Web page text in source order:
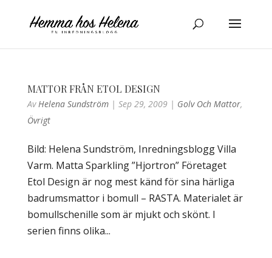
MATTOR FRÅN ETOL DESIGN
AvHelena Sundström| Sep 29, 2009| Golv Och Mattor,
Övrigt
Bild: Helena Sundström, Inredningsblogg Villa
Varm. Matta Sparkling ”Hjortron” Företaget
Etol Design är nog mest känd för sina härliga
badrumsmattor i bomull – RASTA. Materialet är
bomullschenille som är mjukt och skönt. I
serien finns olika...